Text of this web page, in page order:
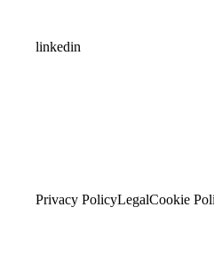
linkedin
Privacy PolicyLegalCookie